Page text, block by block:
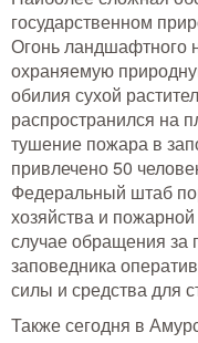
государственном
Огонь ландшафтного
охраняемую
обилия сухой
распространился на
тушение пожара в
привлечено 50
Федеральный штаб
хозяйства и
случае обращения
заповедника
силы и средства для
Также сегодня в